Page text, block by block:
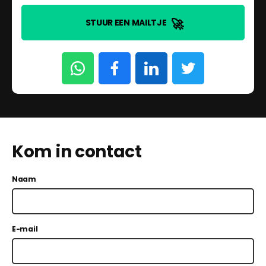
STUUR EEN MAILTJE 🚀
Kom in contact
Naam
E-mail